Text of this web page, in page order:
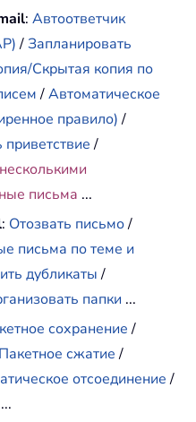
:Автоответчик
/Запланировать
Скрытая копия по
/Автоматическое
правило)/
/
письма ...
: Отозвать письмо/
письма по теме и
дубликаты/
папки ...
сохранение/
Пакетное сжатие/
отсоединение/
...